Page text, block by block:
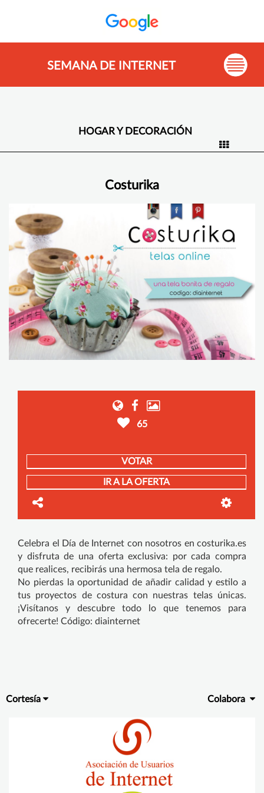
SEMANA DE INTERNET
HOGAR Y DECORACIÓN
Costurika
65
VOTAR
IR A LA OFERTA
Celebra el Día de Internet con nosotros en costurika.es
y disfruta de una oferta exclusiva: por cada compra
que realices, recibirás una hermosa tela de regalo.
No pierdas la oportunidad de añadir calidad y estilo a
tus proyectos de costura con nuestras telas únicas.
¡Visítanos y descubre todo lo que tenemos para
ofrecerte! Código: diainternet
Cortesía Colabora